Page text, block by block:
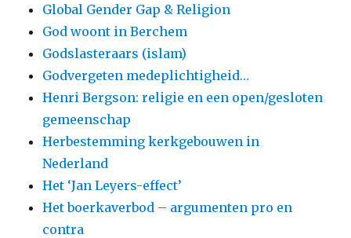
Global Gender Gap & Religion
God woont in Berchem
Godslasteraars (islam)
Godvergeten medeplichtigheid…
Henri Bergson: religie en een open/gesloten
gemeenschap
Herbestemming kerkgebouwen in
Nederland
Het ‘Jan Leyers-effect’
Het boerkaverbod – argumenten pro en
contra